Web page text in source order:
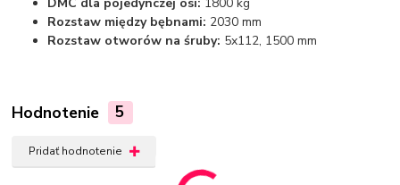
Rozstaw między bębnami: 2030 mm
Rozstaw otworów na śruby: 5x112, 1500 mm
Hodnotenie 5
Pridať hodnotenie